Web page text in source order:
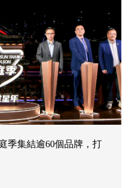
季集結逾60個品牌，打